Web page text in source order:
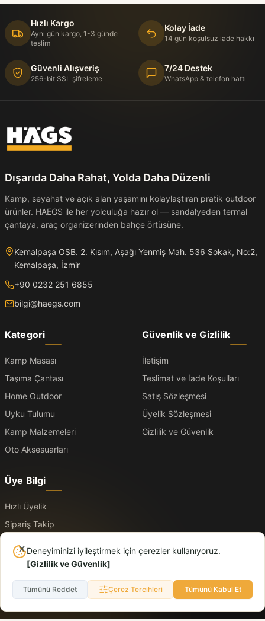
Deneyiminizi iyileştirmek için çerezler kullanıyoruz.
[Gizlilik ve Güvenlik]
Tümünü Reddet Çerez Tercihleri Tümünü Kabul Et
Hızlı Kargo
Aynı gün kargo, 1-3 günde
teslim
Kolay İade
14 gün koşulsuz iade hakkı
Güvenli Alışveriş
256-bit SSL şifreleme
7/24 Destek
WhatsApp & telefon hattı
Dışarıda Daha Rahat, Yolda Daha Düzenli
Kamp, seyahat ve açık alan yaşamını kolaylaştıran pratik outdoor
ürünler. HAEGS ile her yolculuğa hazır ol — sandalyeden termal
çantaya, araç organizerinden bahçe örtüsüne.
Kemalpaşa OSB. 2. Kısım, Aşağı Yenmiş Mah. 536 Sokak, No:2,
Kemalpaşa, İzmir
+90 0232 251 6855
bilgi@haegs.com
Kategori
Kamp Masası
Taşıma Çantası
Home Outdoor
Uyku Tulumu
Kamp Malzemeleri
Oto Aksesuarları
Güvenlik ve Gizlilik
İletişim
Teslimat ve İade Koşulları
Satış Sözleşmesi
Üyelik Sözleşmesi
Gizlilik ve Güvenlik
Üye Bilgi
Hızlı Üyelik
Sipariş Takip
Üye Giriş